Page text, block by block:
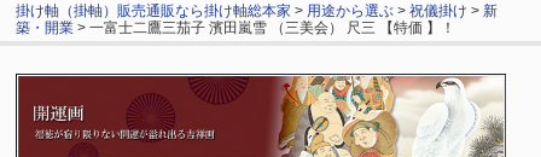
掛け軸（掛軸）販売通販なら掛け軸総本家 > 用途から選ぶ >祝儀掛け >新
築・開業 > 一富士二鷹三茄子 濱田嵐雪 （三美会） 尺三 【特価 】！